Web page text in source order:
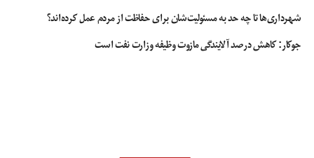
شهرداری‌ها تا چه حد به مسئولیت‌شان برای حفاظت از مردم عمل کرده‌اند؟
جوکار: کاهش درصد آلایندگی مازوت وظیفه وزارت نفت است